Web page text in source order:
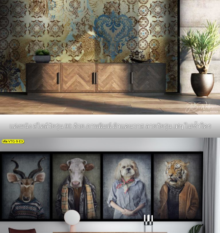
แต่งผนัง สไตล์วัยรุ่น 90 ด้วย ภาพพิมพ์ ผ้าแคนวาส ลายวัยรุ่น เท่ๆ ไม่ซ้ำใคร